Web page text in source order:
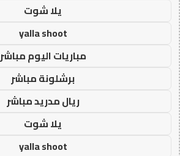
يلا شوت
yalla shoot
مباريات اليوم مباشر
برشلونة مباشر
ريال مدريد مباشر
يلا شوت
yalla shoot